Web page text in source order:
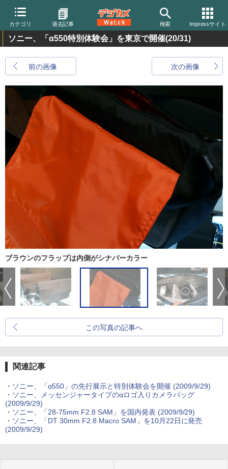
カテゴリ 過去記事 検索 Impressサイト
ソニー、「α550特別体験会」を東京で開催(20/31)
前の画像 次の画像
ブラウンのフラップは内側がシナバーカラー
この写真の記事へ
関連記事
・ ソニー、「α550」の先行展示と特別体験会を開催 (2009/9/29)
・ ソニー、メッセンジャータイプのαロゴ入りカメラバッグ
(2009/9/29)
・ ソニー、「28-75mm F2.8 SAM」を国内発表 (2009/9/29)
・ ソニー、「DT 30mm F2.8 Macro SAM」を10月22日に発売
(2009/9/29)